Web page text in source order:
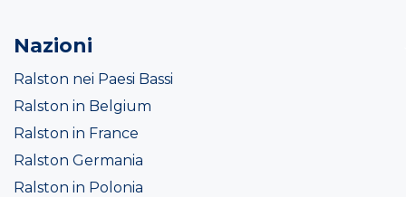
Nazioni
Ralston nei Paesi Bassi
Ralston in Belgium
Ralston in France
Ralston Germania
Ralston in Polonia